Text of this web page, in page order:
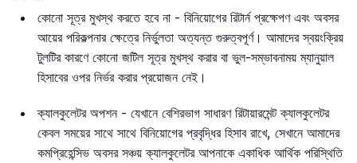
কোনো সূত্র মুখস্থ করতে হবে না - বিনিয়োগের রিটার্ন প্রক্ষেপণ এবং অবসর
আয়ের পরিকল্পনার ক্ষেত্রে নির্ভুলতা অত্যন্ত গুরুত্বপূর্ণ। আমাদের স্বয়ংক্রিয়
টুলটির কারণে কোনো জটিল সূত্র মুখস্থ করার বা ভুল-সম্ভাবনাময় ম্যানুয়াল
হিসাবের ওপর নির্ভর করার প্রয়োজন নেই।
ক্যালকুলেটর অপশন - যেখানে বেশিরভাগ সাধারণ রিটায়ারমেন্ট ক্যালকুলেটর
কেবল সময়ের সাথে সাথে বিনিয়োগের প্রবৃদ্ধির হিসাব রাখে, সেখানে আমাদের
কমপ্রিহেন্সিভ অবসর সঞ্চয় ক্যালকুলেটর আপনাকে একাধিক আর্থিক পরিস্থিতি